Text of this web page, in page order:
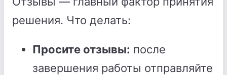
решения. Что делать:
Просите отзывы: после
завершения работы отправляйте